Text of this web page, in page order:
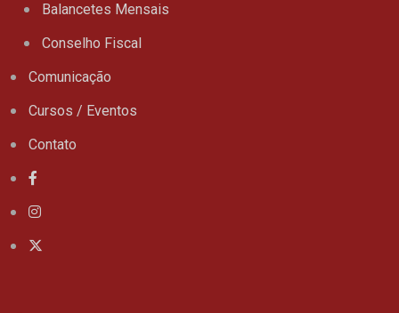
Balancetes Mensais
Conselho Fiscal
Comunicação
Cursos / Eventos
Contato